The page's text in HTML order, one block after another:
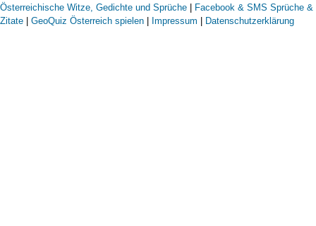
Österreichische Witze, Gedichte und Sprüche
Facebook & SMS Sprüche &
Zitate
GeoQuiz Österreich spielen Impressum Datenschutzerklärung